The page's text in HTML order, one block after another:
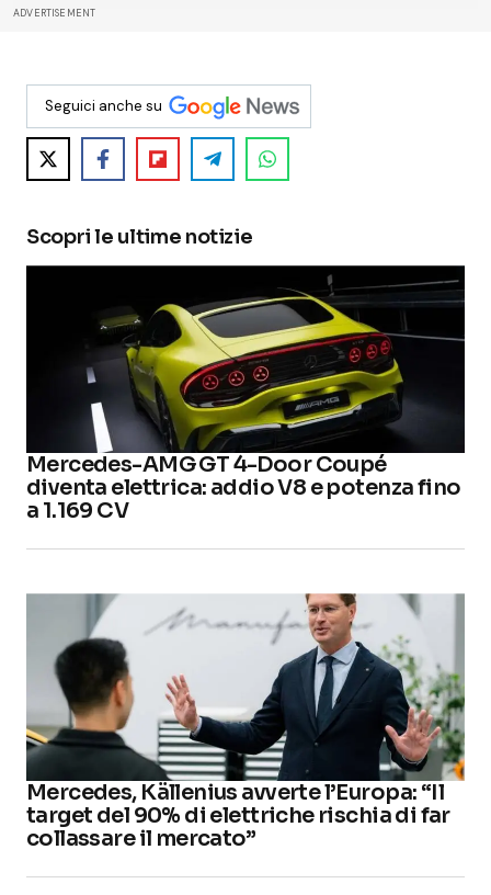
ADVERTISEMENT
Seguici anche su
Scopri le ultime notizie
Mercedes-AMG GT 4-Door Coupé
diventa elettrica: addio V8 e potenza fino
a 1.169 CV
Mercedes, Källenius avverte l’Europa: “Il
target del 90% di elettriche rischia di far
collassare il mercato”